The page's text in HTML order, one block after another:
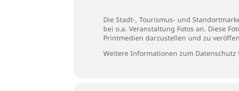
Die Stadt-, Tourismus- und
bei o.a. Veranstaltung Fotos an. Diese
Printmedien darzustellen und zu
Weitere Informationen zum Datenschutz